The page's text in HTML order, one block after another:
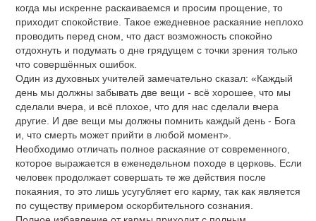
когда мы искренне раскаиваемся и просим прощение, то
приходит спокойствие. Такое ежедневное раскаяние неплохо
проводить перед сном, что даст возможность спокойно
отдохнуть и подумать о дне грядущем с точки зрения только
что совершённых ошибок.
Один из духовных учителей замечательно сказал: «Каждый
день мы должны забывать две вещи - всё хорошее, что мы
сделали вчера, и всё плохое, что для нас сделали вчера
другие. И две вещи мы должны помнить каждый день - Бога
и, что смерть может прийти в любой момент».
Необходимо отличать полное раскаяние от современного,
которое выражается в еженедельном походе в церковь. Если
человек продолжает совершать те же действия после
покаяния, то это лишь усугубляет его карму, так как является
по существу примером оскорбительного сознания.